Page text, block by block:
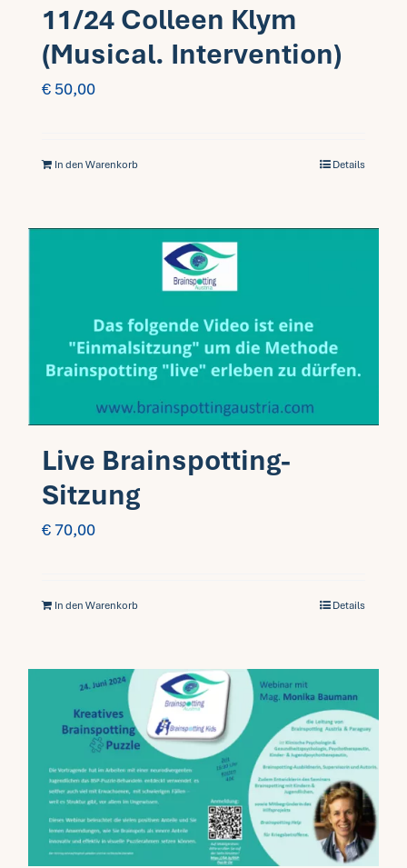
11/24 Colleen Klym
(Musical. Intervention)
€ 50,00
In den Warenkorb Details
Live Brainspotting-
Sitzung
€70,00
In den Warenkorb Details